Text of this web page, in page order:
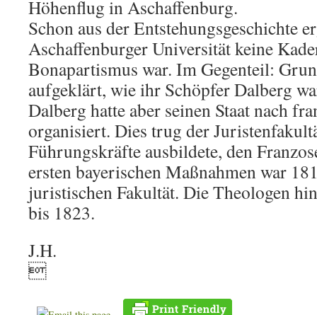
Höhenflug in Aschaffenburg.
Schon aus der Entstehungsgeschichte
Aschaffenburger Universität keine
Bonapartismus war. Im Gegenteil:
aufgeklärt, wie ihr Schöpfer Dalberg
Dalberg hatte aber seinen Staat nach
organisiert. Dies trug der
Führungskräfte ausbildete, den
ersten bayerischen Maßnahmen war
juristischen Fakultät. Die Theologen
bis 1823.
J.H.
